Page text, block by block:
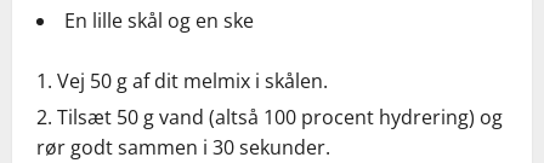
En lille skål og en ske
Vej 50 g af dit melmix i skålen.
Tilsæt 50 g vand (altså 100 procent hydrering) og
rør godt sammen i 30 sekunder.